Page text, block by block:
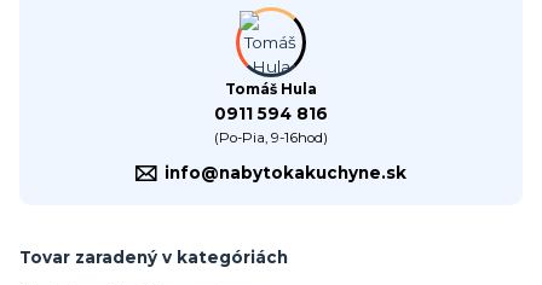
Tomáš Hula
0911 594 816
(Po-Pia, 9-16hod)
info@nabytokakuchyne.sk
Tovar zaradený v kategóriách